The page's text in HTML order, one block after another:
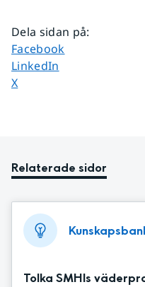
Dela sidan på:
Dela sidan på
Facebook
Dela sidan på
LinkedIn
Dela sidan på
X
Relaterade sidor
Tolka SMHIs